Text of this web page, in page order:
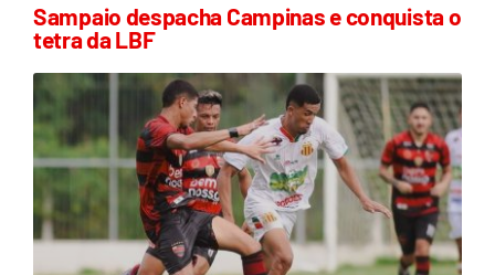
Sampaio despacha Campinas e conquista o
tetra da LBF